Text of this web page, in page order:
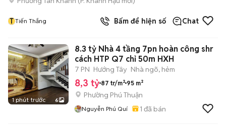
T Tiến Thắng Bấm để hiện số Chat
1 phút trước 6
8.3 tỷ Nhà 4 tầng 7pn hoàn công shr
cách HTP Q7 chỉ 50m HXH
7 PN Hướng Tây Nhà ngõ, hẻm
8,3 tỷ 87 tr/m² 95 m²
Phường Phú Thuận
Nguyễn Phú Quí 1 đã bán